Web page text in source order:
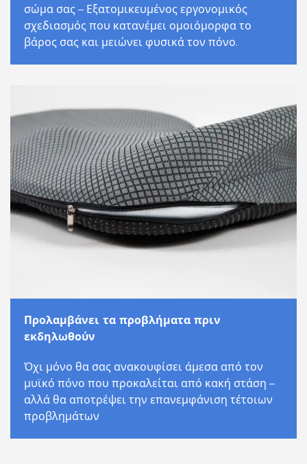
σώμα σας – Εξατομικευμένος εργονομικός
σχεδιασμός που κατανέμει ομοιόμορφα το
βάρος σας και μειώνει φυσικά τον πόνο.
Προλαμβάνει τα προβλήματα πριν
εκδηλωθούν
Όχι μόνο θα σας ανακουφίσει άμεσα από τον
μυϊκό πόνο που προκαλείται από κακή στάση –
αλλά θα αποτρέψει την επανεμφάνιση τέτοιων
προβλημάτων